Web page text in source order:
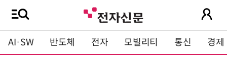
AI·SW 반도체 전자 모빌리티 통신 경제